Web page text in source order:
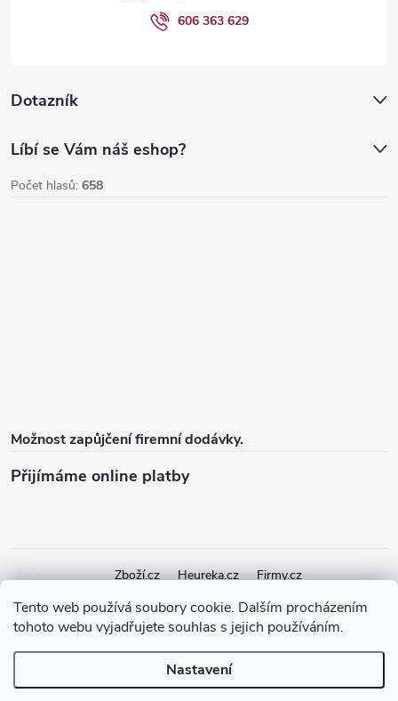
Tento web používá soubory cookie. Dalším procházením
tohoto webu vyjadřujete souhlas s jejich používáním.
Nastavení
606 363 629
Dotazník
Líbí se Vám náš eshop?
Počet hlasů: 658
Možnost zapůjčení firemní dodávky.
Přijímáme online platby
Zboží.cz Heureka.cz Firmy.cz
nastavení cookies